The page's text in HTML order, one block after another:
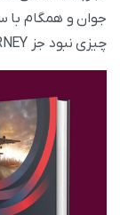
جوان و همگام با
چیزی نبود جز IELTS JOURNEY جوان و خوش آتیه!